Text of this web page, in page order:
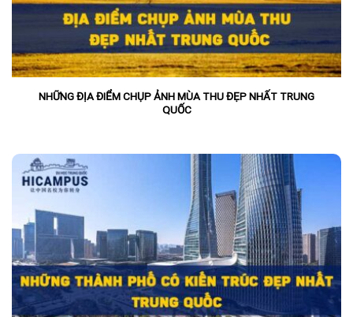
NHỮNG ĐỊA ĐIỂM CHỤP ẢNH MÙA THU ĐẸP NHẤT TRUNG
QUỐC